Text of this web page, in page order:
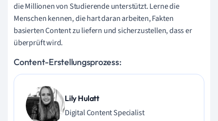
die Millionen von Studierende unterstützt. Lerne die
Menschen kennen, die hart daran arbeiten, Fakten
basierten Content zu liefern und sicherzustellen, dass er
überprüft wird.
Content-Erstellungsprozess:
Lily Hulatt
Digital Content Specialist